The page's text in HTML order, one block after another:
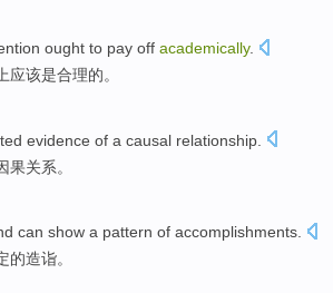
ought to pay off academically.
应该是合理的。
evidence of a causal relationship
果关系。
can show a pattern of accomplishments.
的造诣。